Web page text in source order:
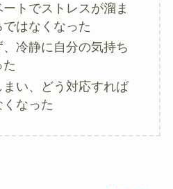
トでストレスが溜ま
はなくなった
冷静に自分の気持ち
た
い、どう対応すれば
なった